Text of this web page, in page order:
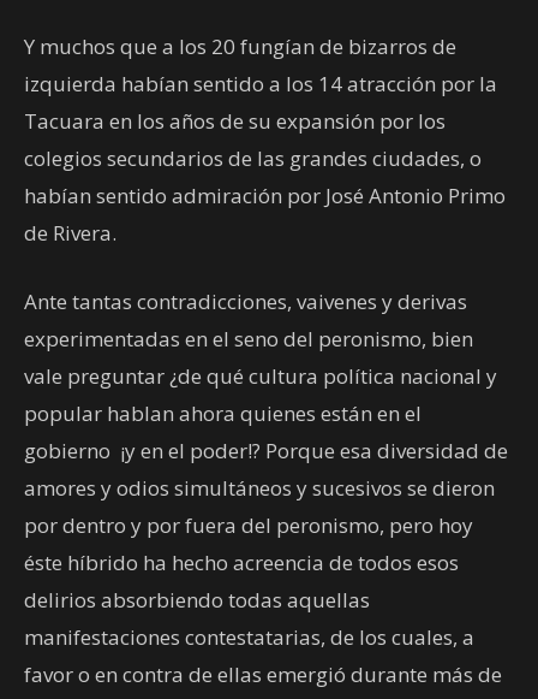
Y muchos que a los 20 fungían de bizarros de
izquierda habían sentido a los 14 atracción por la
Tacuara en los años de su expansión por los
colegios secundarios de las grandes ciudades, o
habían sentido admiración por José Antonio Primo
de Rivera.
Ante tantas contradicciones, vaivenes y derivas
experimentadas en el seno del peronismo, bien
vale preguntar ¿de qué cultura política nacional y
popular hablan ahora quienes están en el
gobierno ¡y en el poder!? Porque esa diversidad de
amores y odios simultáneos y sucesivos se dieron
por dentro y por fuera del peronismo, pero hoy
éste híbrido ha hecho acreencia de todos esos
delirios absorbiendo todas aquellas
manifestaciones contestatarias, de los cuales, a
favor o en contra de ellas emergió durante más de